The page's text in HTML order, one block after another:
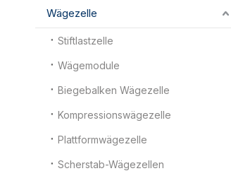
Wägezelle
Stiftlastzelle
Wägemodule
Biegebalken Wägezelle
Kompressionswägezelle
Plattformwägezelle
Scherstab-Wägezellen